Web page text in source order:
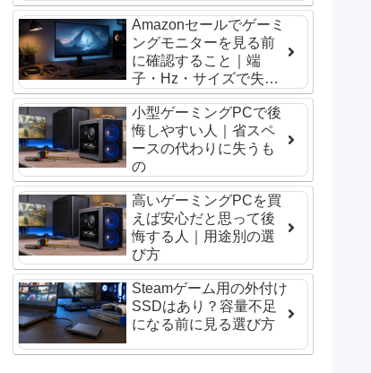
Amazonセールでゲーミ
ングモニターを見る前
に確認すること｜端
子・Hz・サイズで失敗
しない選び方
小型ゲーミングPCで後
悔しやすい人｜省スペ
ースの代わりに失うも
の
高いゲーミングPCを買
えば安心だと思って後
悔する人｜用途別の選
び方
Steamゲーム用の外付け
SSDはあり？容量不足
になる前に見る選び方